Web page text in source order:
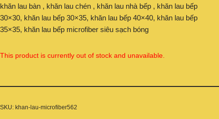
khăn lau bàn , khăn lau chén , khăn lau nhà bếp , khăn lau bếp
30×30, khăn lau bếp 30×35, khăn lau bếp 40×40, khăn lau bếp
35×35, khăn lau bếp microfiber siêu sạch bóng
This product is currently out of stock and unavailable.
SKU: khan-lau-microfiber562